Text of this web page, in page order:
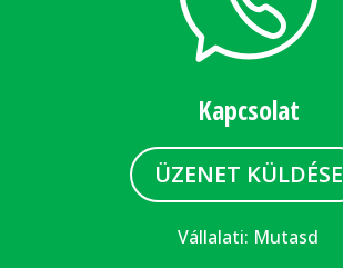
Kapcsolat
ÜZENET KÜLDÉSE
Vállalati: Mutasd